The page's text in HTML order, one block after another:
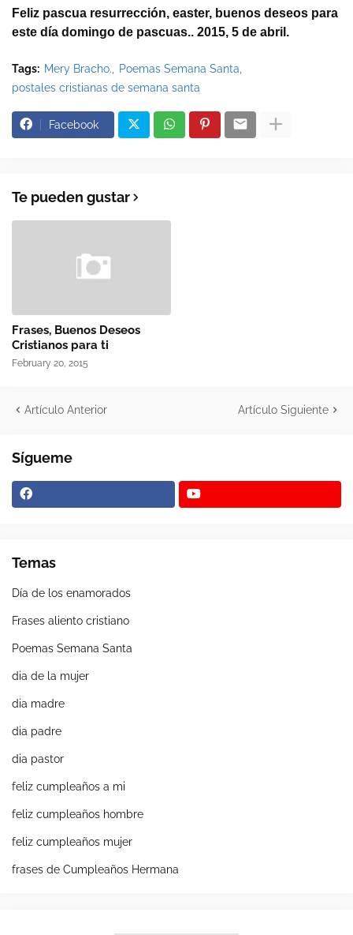
Feliz pascua resurrección, easter, buenos deseos para
este día domingo de pascuas.. 2015, 5 de abril.
Tags: Mery Bracho.
Poemas Semana Santa
postales cristianas de semana santa
Facebook
Te pueden gustar
Frases, Buenos Deseos
Cristianos para ti
February 20, 2015
Artículo Anterior Artículo Siguiente
Sígueme
Temas
Día de los enamorados
Frases aliento cristiano
Poemas Semana Santa
dia de la mujer
dia madre
dia padre
dia pastor
feliz cumpleaños a mi
feliz cumpleaños hombre
feliz cumpleaños mujer
frases de Cumpleaños Hermana